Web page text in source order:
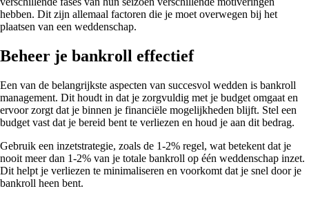
hebben. Dit zijn allemaal factoren die je moet overwegen bij het
plaatsen van een weddenschap.
Beheer je bankroll effectief
Een van de belangrijkste aspecten van succesvol wedden is bankroll
management. Dit houdt in dat je zorgvuldig met je budget omgaat en
ervoor zorgt dat je binnen je financiële mogelijkheden blijft. Stel een
budget vast dat je bereid bent te verliezen en houd je aan dit bedrag.
Gebruik een inzetstrategie, zoals de 1-2% regel, wat betekent dat je
nooit meer dan 1-2% van je totale bankroll op één weddenschap inzet.
Dit helpt je verliezen te minimaliseren en voorkomt dat je snel door je
bankroll heen bent.